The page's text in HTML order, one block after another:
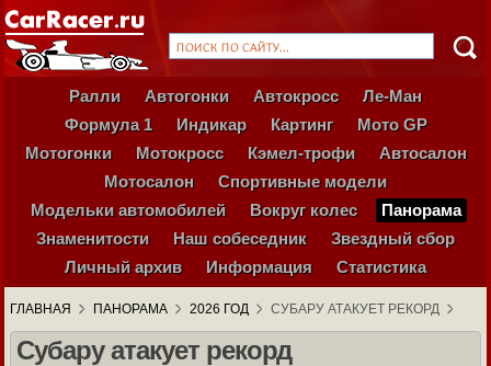
Ралли Автогонки Автокросс
Ле-Ман
Формула 1
Индикар Картинг
Мото GP
Мотогонки
Мотокросс Кэмел-трофи
Автосалон
Мотосалон
Спортивные модели
Модельки автомобилей
Вокруг колес
Панорама
Знаменитости
Наш собеседник
Звездный сбор
Личный архив
Информация Статистика
ГЛАВНАЯ ПАНОРАМА 2026 ГОД СУБАРУ АТАКУЕТ РЕКОРД
Субару атакует рекорд